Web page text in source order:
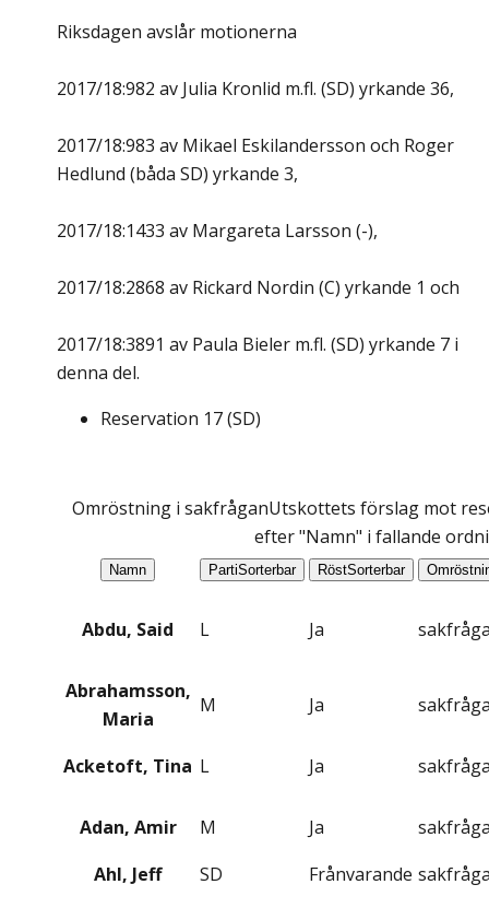
Riksdagen avslår motionerna
2017/18:982 av Julia Kronlid m.fl. (SD) yrkande 36,
2017/18:983 av Mikael Eskilandersson och Roger
Hedlund (båda SD) yrkande 3,
2017/18:1433 av Margareta Larsson (-),
2017/18:2868 av Rickard Nordin (C) yrkande 1 och
2017/18:3891 av Paula Bieler m.fl. (SD) yrkande 7 i
denna del.
Reservation 17(SD)
Omröstning i sakfråganUtskottets förslag mot
efter "Namn" i fallande
Namn PartiSorterbar RöstSorterbar
Abdu, Said L Ja
Abrahamsson,
Maria
M Ja
Acketoft, Tina L Ja
Adan, Amir M Ja
Ahl, Jeff
SD Frånvarande